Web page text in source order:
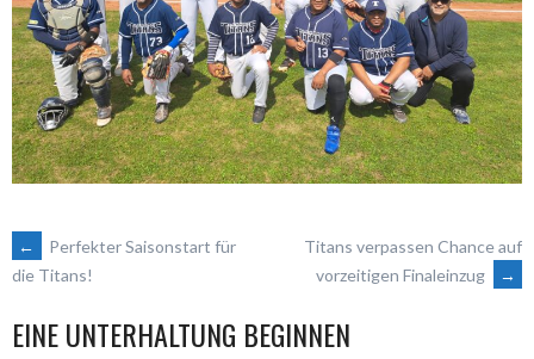
ARTIKEL-
NAVIGATION
←
Perfekter Saisonstart für
die Titans!
Titans verpassen Chance auf
vorzeitigen Finaleinzug
→
EINE UNTERHALTUNG BEGINNEN